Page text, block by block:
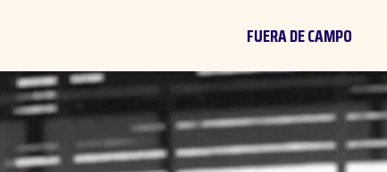
FUERA DE CAMPO